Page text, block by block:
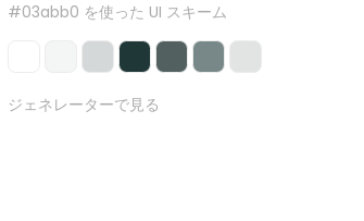
#03abb0 を使った UI スキーム
ジェネレーターで見る